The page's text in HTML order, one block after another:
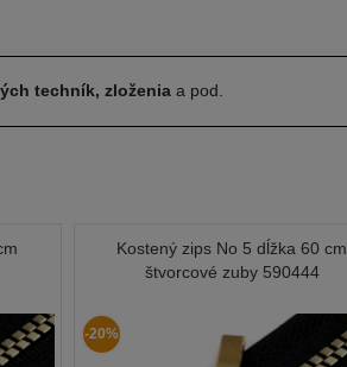
techník, zloženiaa pod.
Kostený zips No 5 dĺžka 60 cm
štvorcové zuby 590444
-20%